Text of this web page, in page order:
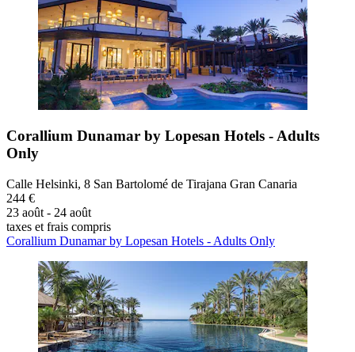
Corallium Dunamar by Lopesan Hotels - Adults
Only
Calle Helsinki, 8 San Bartolomé de Tirajana Gran Canaria
244 €
23 août - 24 août
taxes et frais compris
Corallium Dunamar by Lopesan Hotels - Adults Only